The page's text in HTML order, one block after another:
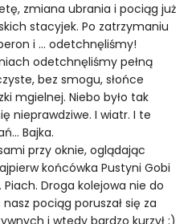
zmiana ubrania i pociąg już
stacyjek. Po zatrzymaniu
i … odetchnęliśmy!
odetchnęliśmy pełną
bez smogu, słońce
mgielnej. Niebo było tak
nieprawdziwe. I wiatr. I te
Bajka.
przy oknie, oglądając
końcówka Pustyni Gobi
Droga kolejowa nie do
pociąg poruszał się za
i wtedy bardzo kurzył ;)